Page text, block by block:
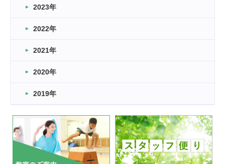
卒業・卒園の季節★
2026.03.11
緑ケ丘体育館
2022.11.03
緑ケ丘体育館
いたっぼーる大会☆彡
緑ケ丘体育館
2022.07.03
市内総合体育大会が開始
2023年
2022年
2021年
2020年
2019年